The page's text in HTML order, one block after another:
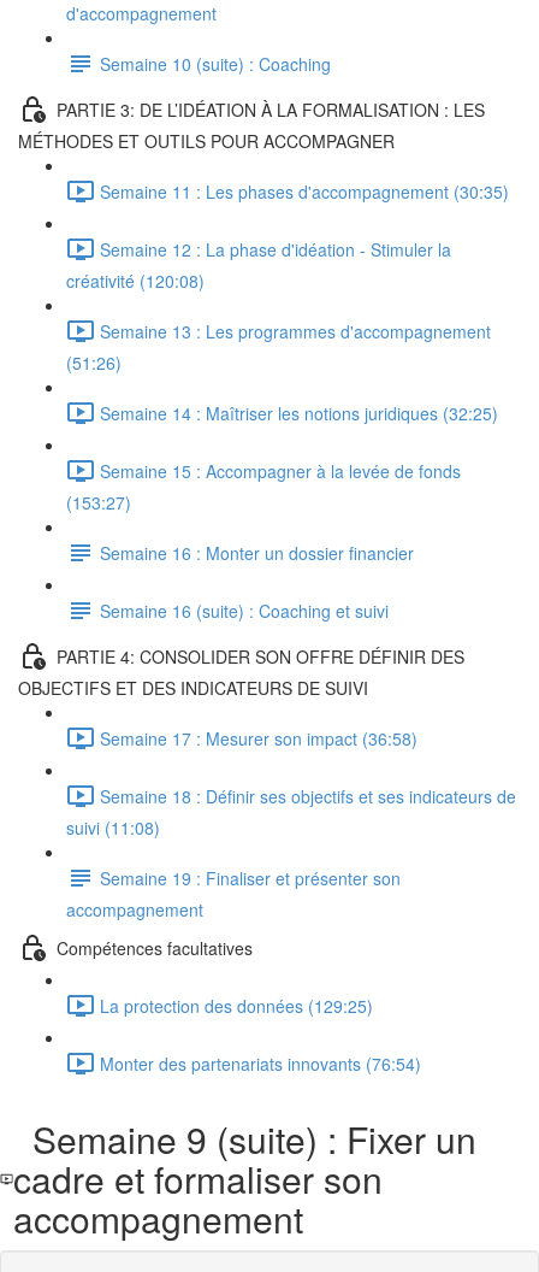
d'accompagnement
Semaine 10 (suite) : Coaching
PARTIE 3: DE L’IDÉATION À LA FORMALISATION : LES
MÉTHODES ET OUTILS POUR ACCOMPAGNER
Semaine 11 : Les phases d'accompagnement (30:35)
Semaine 12 : La phase d'idéation - Stimuler la
créativité (120:08)
Semaine 13 : Les programmes d'accompagnement
(51:26)
Semaine 14 : Maîtriser les notions juridiques (32:25)
Semaine 15 : Accompagner à la levée de fonds
(153:27)
Semaine 16 : Monter un dossier financier
Semaine 16 (suite) : Coaching et suivi
PARTIE 4: CONSOLIDER SON OFFRE DÉFINIR DES
OBJECTIFS ET DES INDICATEURS DE SUIVI
Semaine 17 : Mesurer son impact (36:58)
Semaine 18 : Définir ses objectifs et ses indicateurs de
suivi (11:08)
Semaine 19 : Finaliser et présenter son
accompagnement
Compétences facultatives
La protection des données (129:25)
Monter des partenariats innovants (76:54)
Semaine 9 (suite) : Fixer un
cadre et formaliser son
accompagnement